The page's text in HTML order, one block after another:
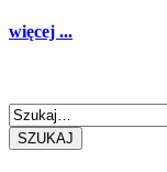
więcej ...
SZUKAJ